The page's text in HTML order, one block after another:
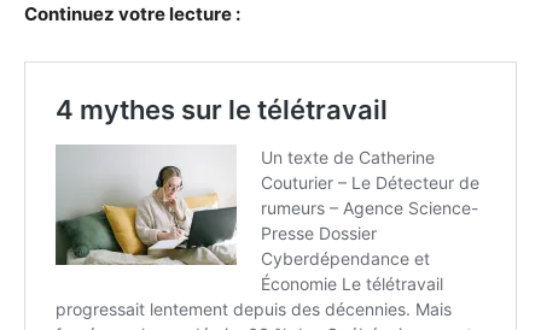
Continuez votre lecture :